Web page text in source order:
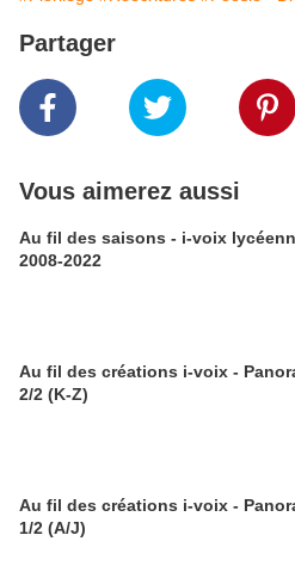
Partager
Vous aimerez aussi
Au fil des saisons - i-voix
2008-2022
Au fil des créations i-voix -
2/2 (K-Z)
Au fil des créations i-voix -
1/2 (A/J)